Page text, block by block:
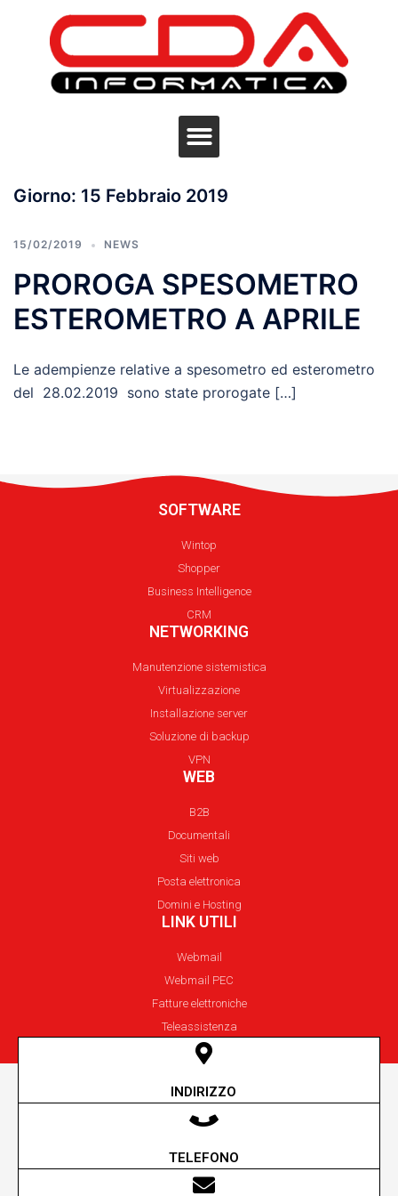
Giorno: 15 Febbraio 2019
15/02/2019 NEWS
PROROGA SPESOMETRO
ESTEROMETRO A APRILE
Le adempienze relative a spesometro ed esterometro
del 28.02.2019 sono state prorogate […]
SOFTWARE
Wintop
Shopper
Business Intelligence
CRM
NETWORKING
Manutenzione sistemistica
Virtualizzazione
Installazione server
Soluzione di backup
VPN
WEB
B2B
Documentali
Siti web
Posta elettronica
Domini e Hosting
LINK UTILI
Webmail
Webmail PEC
Fatture elettroniche
Teleassistenza
INDIRIZZO
Via Unione Sovietica 5-7/A Reggio Emilia
TELEFONO
+39 0522 305200